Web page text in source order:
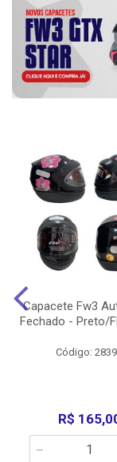
Capacete Fw3
Fechado - Preto/
Código:
R$